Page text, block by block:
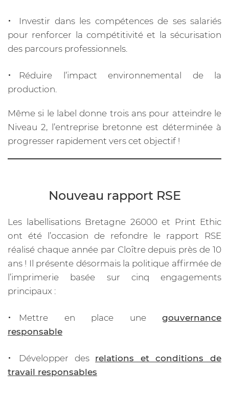
Investir dans les compétences de ses salariés
pour renforcer la compétitivité et la sécurisation
des parcours professionnels.
Réduire l’impact environnemental de la
production.
Même si le label donne trois ans pour atteindre le
Niveau 2, l’entreprise bretonne est déterminée à
progresser rapidement vers cet objectif !
Nouveau rapport RSE
Les labellisations Bretagne 26000 et Print Ethic
ont été l’occasion de refondre le rapport RSE
réalisé chaque année par Cloître depuis près de 10
ans ! Il présente désormais la politique affirmée de
l’imprimerie basée sur cinq engagements
principaux :
Mettre en place une gouvernance
responsable
Développer des relations et conditions de
travail responsables